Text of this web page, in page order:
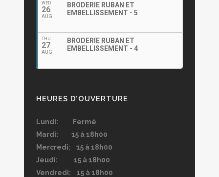
WED
26
AUG
BRODERIE RUBAN ET
EMBELLISSEMENT - 5
THU
27
AUG
BRODERIE RUBAN ET
EMBELLISSEMENT - 4
HEURES D’OUVERTURE
Lundi: Fermé
Mardi: 15 à 18h00
Mercredi: 15 à 18h00
Jeudi: 15 à 18h00
Vendredi: 15 à 18h00